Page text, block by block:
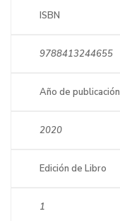
ISBN
9788413244655
Año de publicación
2020
Edición de Libro
1